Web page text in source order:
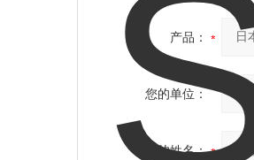
产品：
您的单位：
您的姓名：